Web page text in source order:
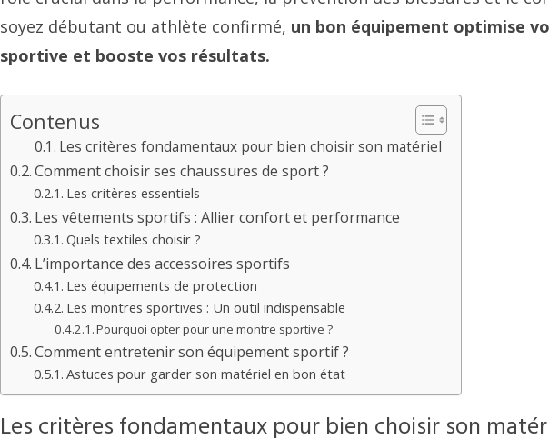
soyez débutant ou athlète confirmé, un bon équipement optimise
sportive et booste vos résultats.
Contenus
Les critères fondamentaux pour bien choisir son matériel
Comment choisir ses chaussures de sport ?
Les critères essentiels
Les vêtements sportifs : Allier confort et performance
Quels textiles choisir ?
L’importance des accessoires sportifs
Les équipements de protection
Les montres sportives : Un outil indispensable
Pourquoi opter pour une montre sportive ?
Comment entretenir son équipement sportif ?
Astuces pour garder son matériel en bon état
Les critères fondamentaux pour bien choisir son